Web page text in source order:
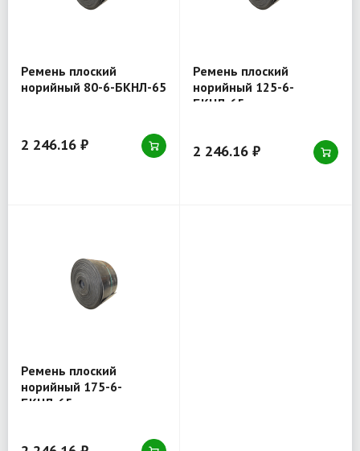
Ремень плоский
норийный 80-6-БКНЛ-65
2 246.16 ₽
Ремень плоский
норийный 125-6-
БКНЛ-65
2 246.16 ₽
Ремень плоский
норийный 175-6-
БКНЛ-65